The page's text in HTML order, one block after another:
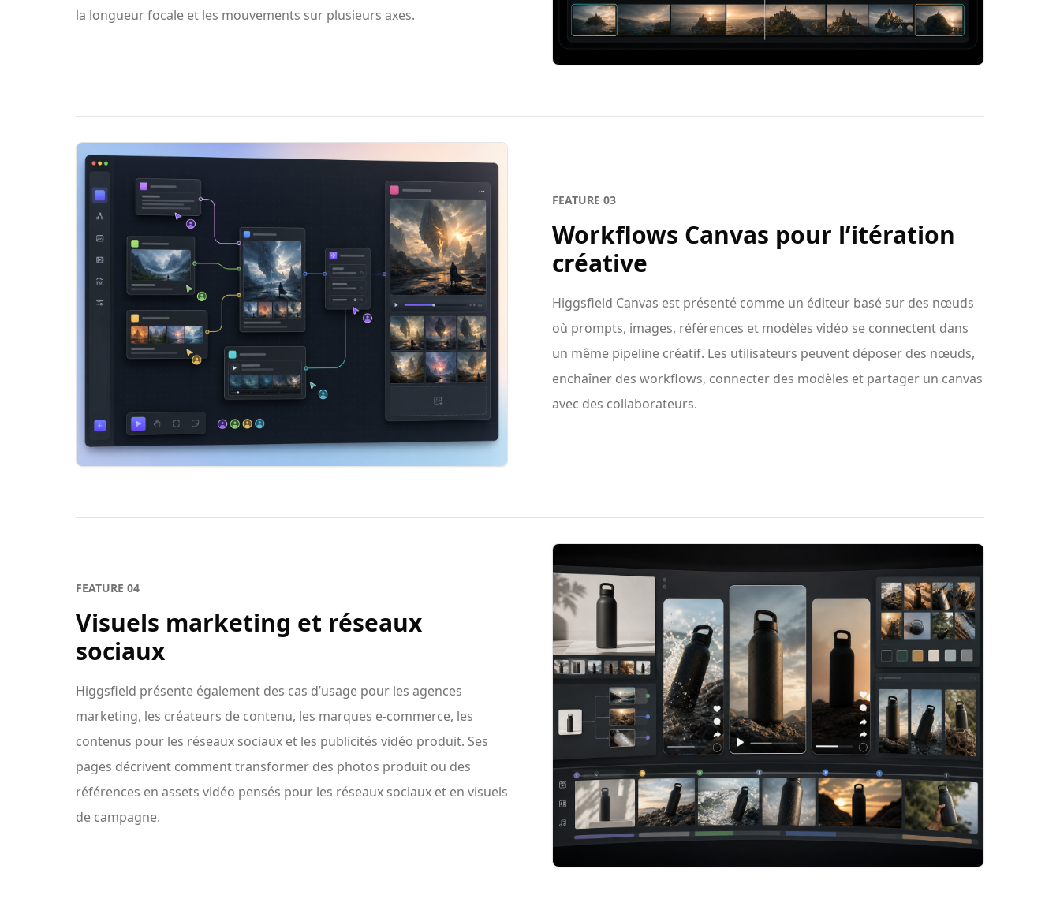
la longueur focale et les mouvements sur plusieurs axes.
FEATURE 03
Workflows Canvas pour l’itération
créative
Higgsfield Canvas est présenté comme un éditeur basé sur des nœuds
où prompts, images, références et modèles vidéo se connectent dans
un même pipeline créatif. Les utilisateurs peuvent déposer des nœuds,
enchaîner des workflows, connecter des modèles et partager un canvas
avec des collaborateurs.
FEATURE 04
Visuels marketing et réseaux
sociaux
Higgsfield présente également des cas d’usage pour les agences
marketing, les créateurs de contenu, les marques e-commerce, les
contenus pour les réseaux sociaux et les publicités vidéo produit. Ses
pages décrivent comment transformer des photos produit ou des
références en assets vidéo pensés pour les réseaux sociaux et en visuels
de campagne.